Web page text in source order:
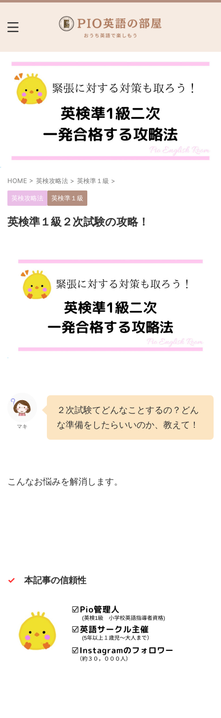
HOME > 英検攻略法 > 英検準１級 >
英検攻略法 英検準１級
英検準１級２次試験の攻略！
マキ
２次試験てどんなことするの？どん
な準備をしたらいいのか、教えて！
こんなお悩みを解消します。
✓ 本記事の信頼性